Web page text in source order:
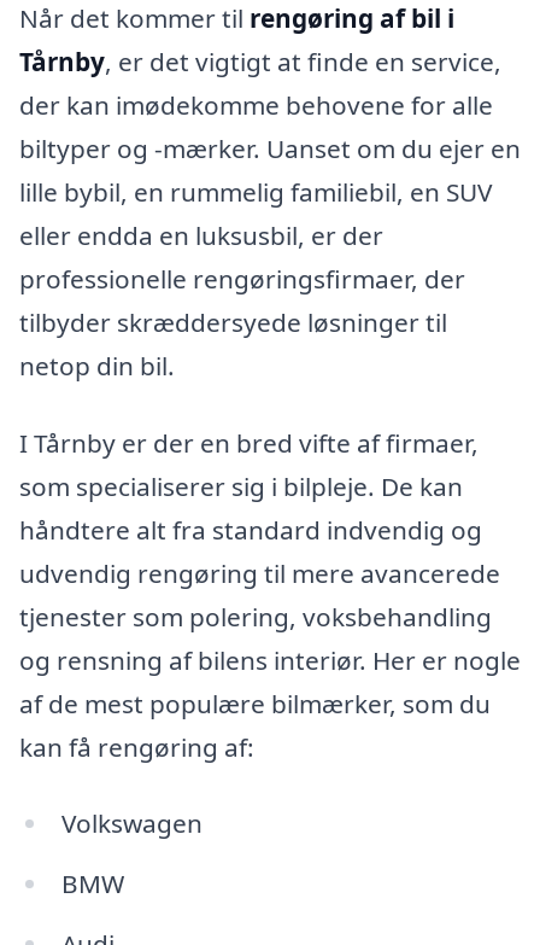
Når det kommer til rengøring af bil i
Tårnby, er det vigtigt at finde en service,
der kan imødekomme behovene for alle
biltyper og -mærker. Uanset om du ejer en
lille bybil, en rummelig familiebil, en SUV
eller endda en luksusbil, er der
professionelle rengøringsfirmaer, der
tilbyder skræddersyede løsninger til
netop din bil.
I Tårnby er der en bred vifte af firmaer,
som specialiserer sig i bilpleje. De kan
håndtere alt fra standard indvendig og
udvendig rengøring til mere avancerede
tjenester som polering, voksbehandling
og rensning af bilens interiør. Her er nogle
af de mest populære bilmærker, som du
kan få rengøring af:
Volkswagen
BMW